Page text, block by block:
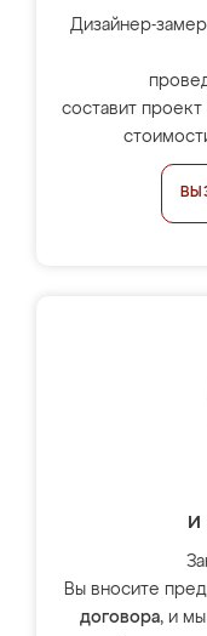
Дизайнер-
составит
и
Вы вносите
договора, и мы